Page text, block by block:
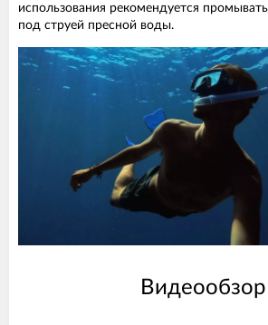
использования рекомендуется
под струей пресной воды.
Видеообзор